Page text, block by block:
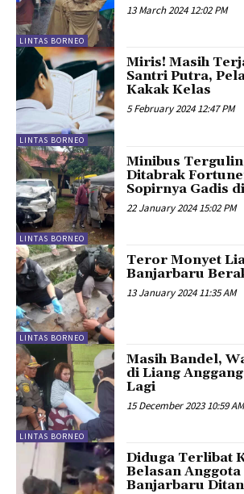
LINTAS BORNEO
13 March 2024 12:02 PM
LINTAS BORNEO
Miris! Masih
Santri Putra,
Kakak Kelas
5 February 2024 12:47 PM
LINTAS BORNEO
Minibus
Ditabrak
Sopirnya Gadis
22 January 2024 15:02 PM
LINTAS BORNEO
Teror Monyet
Banjarbaru
13 January 2024 11:35 AM
LINTAS BORNEO
Masih Bandel,
di Liang
Lagi
15 December 2023 10:59 AM
Diduga Terlibat
Belasan
Banjarbaru